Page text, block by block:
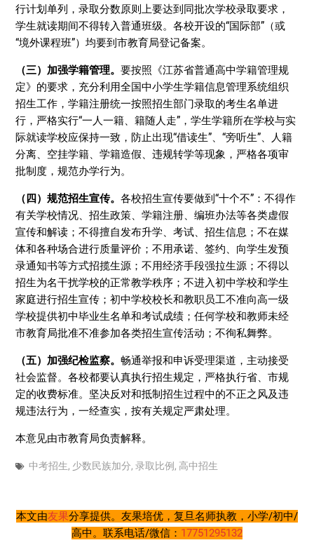
行计划单列，录取分数原则上要达到同批次学校录取要求，
学生就读期间不得转入普通班级。各校开设的“国际部”（或
“境外课程班”）均要到市教育局登记备案。
（三）加强学籍管理。 要按照《江苏省普通高中学籍管理规
定》的要求，充分利用全国中小学生学籍信息管理系统组织
招生工作，学籍注册统一按照招生部门录取的考生名单进
行，严格实行“一人一籍、籍随人走”，学生学籍所在学校与实
际就读学校应保持一致，防止出现“借读生”、“旁听生”、人籍
分离、空挂学籍、学籍造假、违规转学等现象，严格各项审
批制度，规范办学行为。
（四）规范招生宣传。 各校招生宣传要做到“十个不”：不得作
有关学校情况、招生政策、学籍注册、编班办法等各类虚假
宣传和解读；不得擅自发布升学、考试、招生信息；不在媒
体和各种场合进行质量评价；不用承诺、签约、向学生发预
录通知书等方式招揽生源；不用经济手段强拉生源；不得以
招生为名干扰学校的正常教学秩序；不进入初中学校和学生
家庭进行招生宣传；初中学校校长和教职员工不准向高一级
学校提供初中毕业生名单和考试成绩；任何学校和教师未经
市教育局批准不准参加各类招生宣传活动；不徇私舞弊。
（五）加强纪检监察。 畅通举报和申诉受理渠道，主动接受
社会监督。各校都要认真执行招生规定，严格执行省、市规
定的收费标准。坚决反对和抵制招生过程中的不正之风及违
规违法行为，一经查实，按有关规定严肃处理。
本意见由市教育局负责解释。
中考招生, 少数民族加分, 录取比例 , 高中招生
本文由友果分享提供。友果培优，复旦名师执教，小学/初中/
高中。联系电话/微信： 17751295132